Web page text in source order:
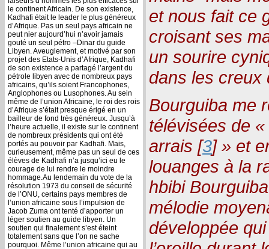
le continent Africain. De son existence,
Kadhafi était le leader le plus généreux
d’Afrique. Pas un seul pays africain ne
peut nier aujourd’hui n’avoir jamais
gouté un seul pétro –Dinar du guide
Libyen. Aveuglement, et motivé par son
projet des Etats-Unis d’Afrique, Kadhafi
de son existence a partagé l’argent du
pétrole libyen avec de nombreux pays
africains, qu’ils soient Francophones,
Anglophones ou Lusophones. Au sein
même de l’union Africaine, le roi des rois
d’Afrique s’était presque érigé en un
bailleur de fond très généreux. Jusqu’à
l’heure actuelle, il existe sur le continent
de nombreux présidents qui ont été
portés au pouvoir par Kadhafi. Mais,
curieusement, même pas un seul de ces
élèves de Kadhafi n’a jusqu’ici eu le
courage de lui rendre le moindre
hommage.Au lendemain du vote de la
résolution 1973 du conseil de sécurité
de l’ONU, certains pays membres de
l’union africaine sous l’impulsion de
Jacob Zuma ont tenté d’apporter un
léger soutien au guide libyen. Un
soutien qui finalement s’est éteint
totalement sans que l’on ne sache
pourquoi. Même l’union africaine qui au
et nous fait ce
croisant ses
un sourire
dans les creux
Bourguiba me
télévisées de
arrais [3] » et
louanges à la
hbibi
mélodie
développée